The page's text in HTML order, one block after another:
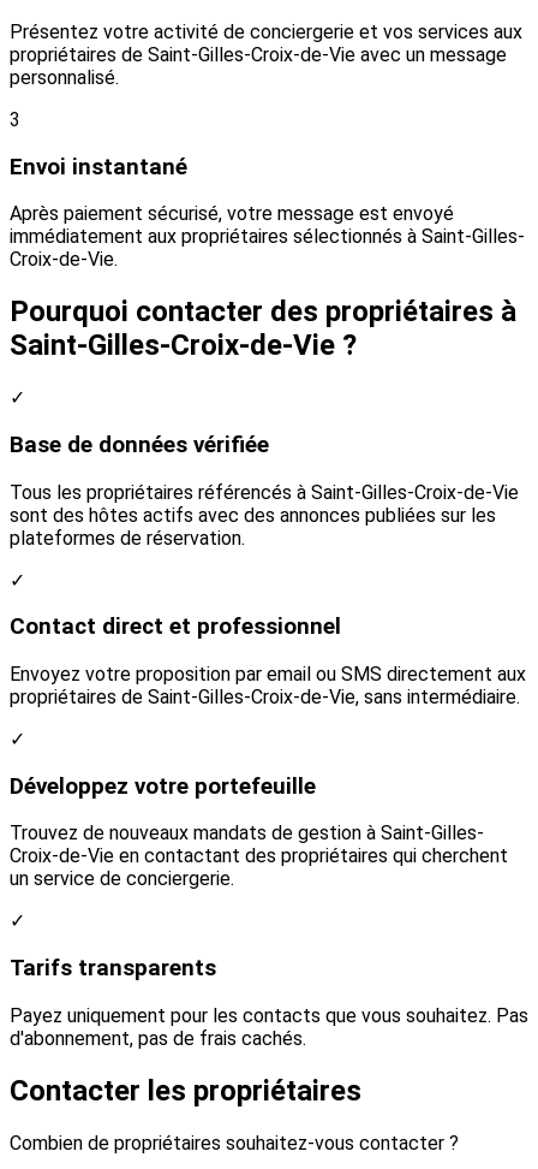
Présentez votre activité de conciergerie et vos services aux
propriétaires de Saint-Gilles-Croix-de-Vie avec un message
personnalisé.
3
Envoi instantané
Après paiement sécurisé, votre message est envoyé
immédiatement aux propriétaires sélectionnés à Saint-Gilles-
Croix-de-Vie.
Pourquoi contacter des propriétaires à
Saint-Gilles-Croix-de-Vie ?
✓
Base de données vérifiée
Tous les propriétaires référencés à Saint-Gilles-Croix-de-Vie
sont des hôtes actifs avec des annonces publiées sur les
plateformes de réservation.
✓
Contact direct et professionnel
Envoyez votre proposition par email ou SMS directement aux
propriétaires de Saint-Gilles-Croix-de-Vie, sans intermédiaire.
✓
Développez votre portefeuille
Trouvez de nouveaux mandats de gestion à Saint-Gilles-
Croix-de-Vie en contactant des propriétaires qui cherchent
un service de conciergerie.
✓
Tarifs transparents
Payez uniquement pour les contacts que vous souhaitez. Pas
d'abonnement, pas de frais cachés.
Contacter les propriétaires
Combien de propriétaires souhaitez-vous contacter ?